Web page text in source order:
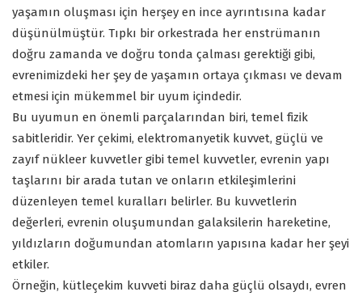
yaşamın oluşması için herşey en ince ayrıntısına kadar
düşünülmüştür. Tıpkı bir orkestrada her enstrümanın
doğru zamanda ve doğru tonda çalması gerektiği gibi,
evrenimizdeki her şey de yaşamın ortaya çıkması ve devam
etmesi için mükemmel bir uyum içindedir.
Bu uyumun en önemli parçalarından biri, temel fizik
sabitleridir. Yer çekimi, elektromanyetik kuvvet, güçlü ve
zayıf nükleer kuvvetler gibi temel kuvvetler, evrenin yapı
taşlarını bir arada tutan ve onların etkileşimlerini
düzenleyen temel kuralları belirler. Bu kuvvetlerin
değerleri, evrenin oluşumundan galaksilerin hareketine,
yıldızların doğumundan atomların yapısına kadar her şeyi
etkiler.
Örneğin, kütleçekim kuvveti biraz daha güçlü olsaydı, evren